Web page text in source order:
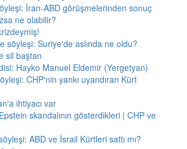
İran-ABD görüşmelerinden sonuç
ne olabilir?
söyleşi: Suriye'de aslında ne oldu?
sil baştan
Hayko Manuel Eldemir (Yergetyan)
CHP'nin yankı uyandıran Kürt
ihtiyacı var
skandalının gösterdikleri | CHP ve
ABD ve İsrail Kürtleri sattı mı?